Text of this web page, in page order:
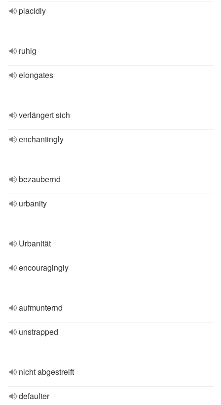
placidly
ruhig
elongates
verlängert sich
enchantingly
bezaubernd
urbanity
Urbanität
encouragingly
aufmunternd
unstrapped
nicht abgestreift
defaulter